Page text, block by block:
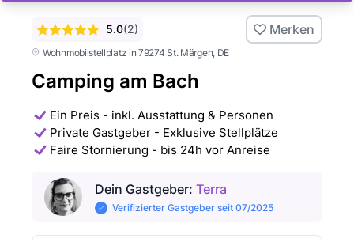
Wohnmobilstellplatz in 79274 St. Märgen, DE
Camping am Bach
5.0(2) Merken
Ein Preis - inkl. Ausstattung & Personen
Private Gastgeber - Exklusive Stellplätze
Faire Stornierung - bis 24h vor Anreise
Dein Gastgeber: Terra
Verifizierter Gastgeber seit 07/2025